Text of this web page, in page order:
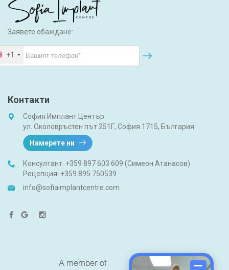
Заявете обаждане:
+1
Контакти
София Имплант Център
ул. Околовръстен път 251Г, София 1715, България
Намерете ни
Консултант: +359 897 603 609 (Симеон Атанасов)
Рецепция: +359 895 750539
info@sofiaimplantcentre.com